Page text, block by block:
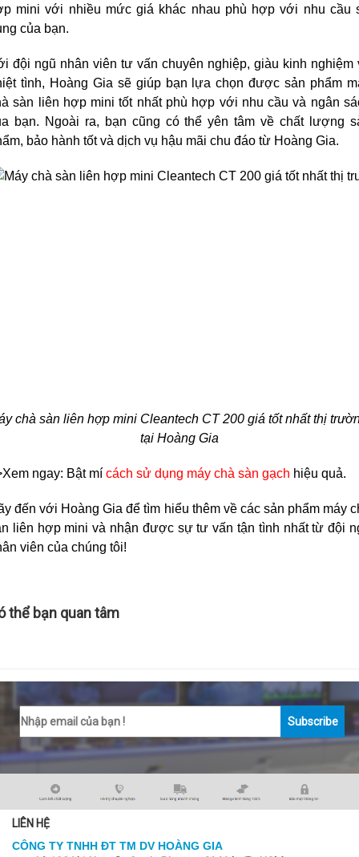
mini với nhiều mức giá khác nhau phù hợp với nhu cầu
của bạn.
đội ngũ nhân viên tư vấn chuyên nghiệp, giàu kinh nghiệm
tình, Hoàng Gia sẽ giúp bạn lựa chọn được sản phẩm
sàn liên hợp mini tốt nhất phù hợp với nhu cầu và ngân
bạn. Ngoài ra, bạn cũng có thể yên tâm về chất lượng
bảo hành tốt và dịch vụ hậu mãi chu đáo từ Hoàng Gia.
chà sàn liên hợp mini Cleantech CT 200 giá tốt nhất thị
tại Hoàng Gia
ngay: Bật mí cách sử dụng máy chà sàn gạch hiệu quả.
đến với Hoàng Gia để tìm hiểu thêm về các sản phẩm máy
liên hợp mini và nhận được sự tư vấn tận tình nhất từ đội
viên của chúng tôi!
thể bạn quan tâm
Subscribe
LIÊN HỆ
CÔNG TY TNHH ĐT TM DV HOÀNG GIA